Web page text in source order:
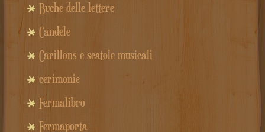
Buche delle lettere
Candele
Carillons e scatole musicali
cerimonie
Fermalibro
Fermaporta